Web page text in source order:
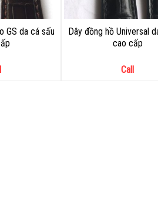
GS da cá sấu
Dây đồng hồ Universal
cao cấp
Call